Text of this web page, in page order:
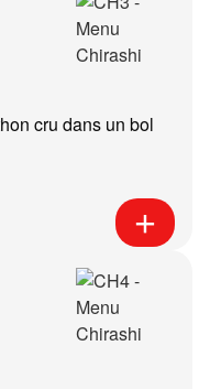
cru dans un bol